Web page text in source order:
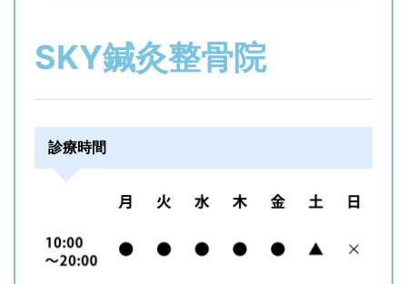
SKY鍼灸整骨院
診療時間